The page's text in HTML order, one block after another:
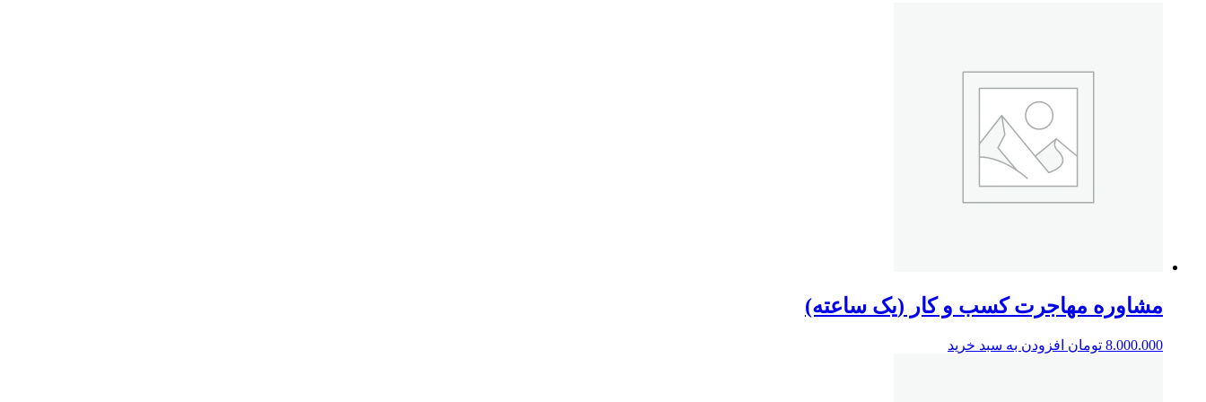
مشاوره مهاجرت کسب و کار (یک ساعته)
8.000.000 تومان افزودن به سبد خرید